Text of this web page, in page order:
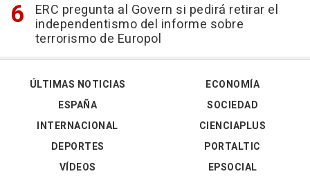
ERC pregunta al Govern si pedirá retirar el
independentismo del informe sobre
terrorismo de Europol
ÚLTIMAS NOTICIAS
ESPAÑA
INTERNACIONAL
DEPORTES
VÍDEOS
ECONOMÍA
SOCIEDAD
CIENCIAPLUS
PORTALTIC
EPSOCIAL